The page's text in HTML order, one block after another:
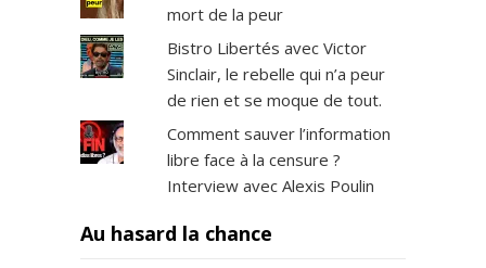
mort de la peur
Bistro Libertés avec Victor
Sinclair, le rebelle qui n’a peur
de rien et se moque de tout.
Comment sauver l’information
libre face à la censure ?
Interview avec Alexis Poulin
Au hasard la chance